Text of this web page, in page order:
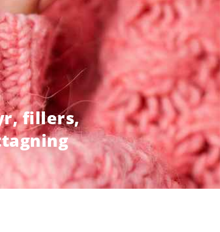
fillers,